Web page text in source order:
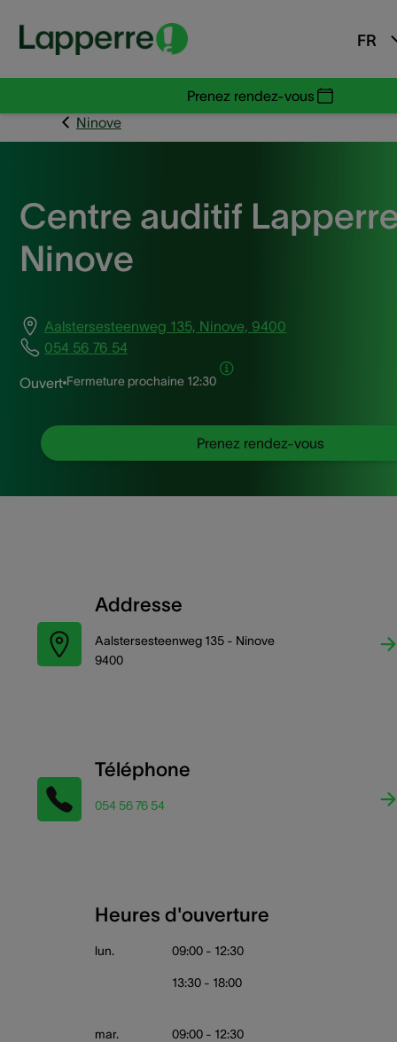
FR
Prenez rendez-vous
Ninove
Centre auditif
Ninove
Aalstersesteenweg 135, Ninove, 9400
054 56 76 54
Ouvert Fermeture prochaine 12:30
Prenez rendez-vous
Addresse
Aalstersesteenweg 135 - Ninove
9400
Téléphone
054 56 76 54
Heures d'ouverture
lun. 09:00 - 12:30
13:30 - 18:00
mar. 09:00 - 12:30